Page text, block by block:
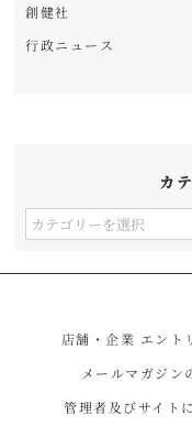
創健社
行政ニュース
カ
カ
店舗・企業 エント
メールマガジン
管理者及びサイト